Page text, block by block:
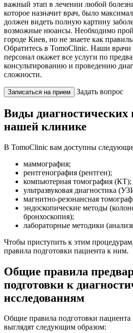
важный этап в лечении любой
которое назначит врач, было
должен видеть полную картину
возможные нюансы. Необходимо
городе Киев, но не знаете как
Обратитесь в TomoClinic. Наши
персонал окажет все услуги по
консультированию и проведению
сложности.
Записаться на прием Задать вопрос
Виды диагностических
нашей клинике
В TomoClinic вам доступны
маммография;
рентгенография (рентген);
компьютерная томография (КТ);
ультразвуковая диагностика
магнитно-резонансная
эндоскопические методы
бронхоскопия);
лабораторные методики
Чтобы приступить к этим
правила подготовки пациента к ним.
Общие правила
подготовки к
исследованиям
Общие правила подготовки пациента
выглядят следующим образом: